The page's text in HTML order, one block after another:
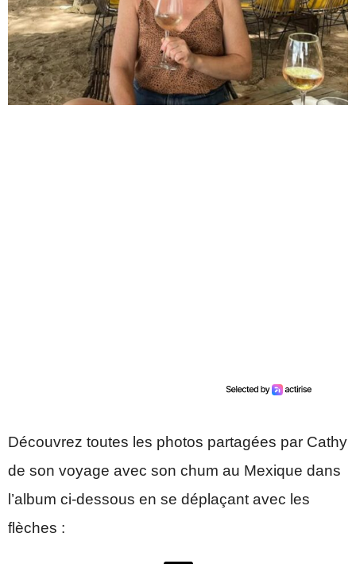
Découvrez toutes les photos partagées par Cathy
de son voyage avec son chum au Mexique dans
l’album ci-dessous en se déplaçant avec les
flèches :